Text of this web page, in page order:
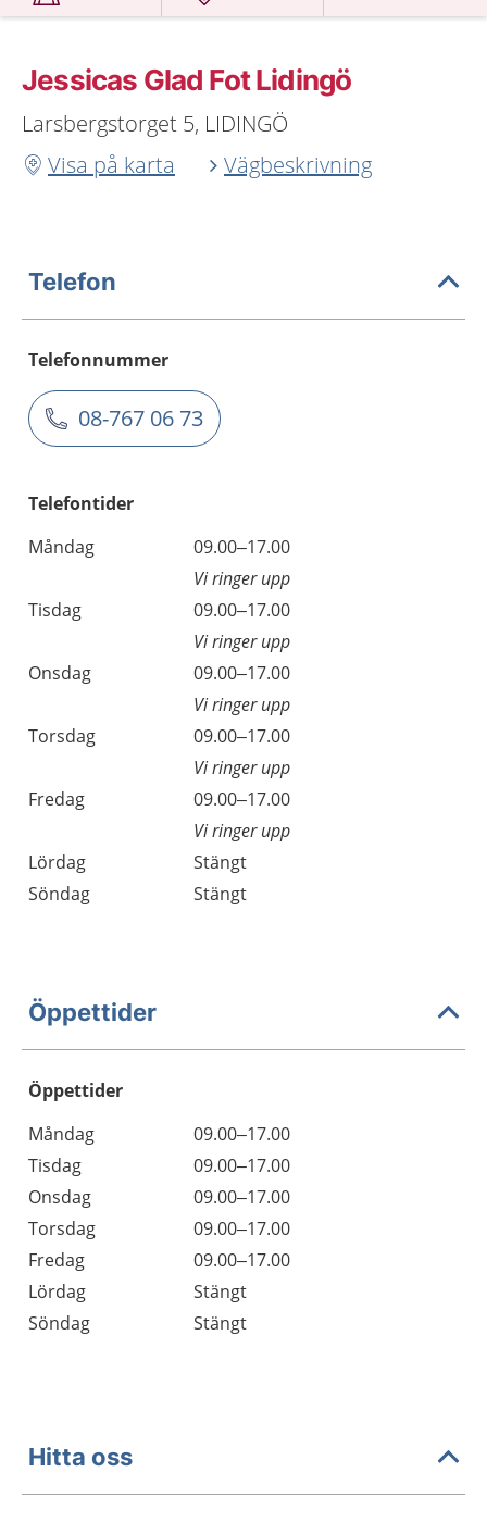
Jessicas Glad Fot Lidingö
Larsbergstorget 5, LIDINGÖ
Visa på karta
Vägbeskrivning
Telefon
Telefonnummer
08-767 06 73
Telefontider
Måndag
09.00–17.00
Vi ringer upp
Tisdag
09.00–17.00
Vi ringer upp
Onsdag
09.00–17.00
Vi ringer upp
Torsdag
09.00–17.00
Vi ringer upp
Fredag
09.00–17.00
Vi ringer upp
Lördag
Stängt
Söndag
Stängt
Öppettider
Öppettider
Dag
Öppettider
Kommentarer
Måndag
09.00–17.00
Tisdag
09.00–17.00
Onsdag
09.00–17.00
Torsdag
09.00–17.00
Fredag
09.00–17.00
Lördag
Stängt
Söndag
Stängt
Hitta oss